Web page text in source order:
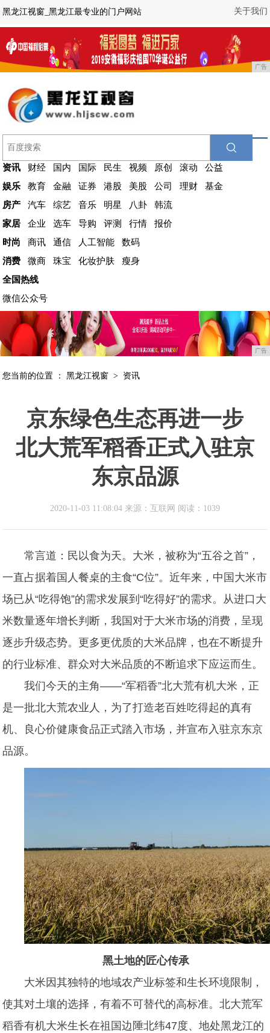
关于我们
黑龙江视窗_黑龙江最专业的门户网站
广告
资讯 财经 国内 国际 民生 视频 原创 滚动
公益
娱乐
教育 金融 证券 港股 美股 公司 理财
基金
房产
汽车 综艺 音乐 明星 八卦
韩流
家居
企业 选车 导购 评测 行情
报价
时尚
商讯 通信 人工智能
数码
消费
微商 珠宝 化妆护肤
瘦身
全国热线
微信公众号
广告
您当前的位置 ：黑龙江视窗 > 资讯
京东绿色生态再进一步
北大荒军稻香正式入驻京
东京品源
2020-11-03 11:08:04 来源：互联网 阅读：1039
常言道：民以食为天。大米，被称为“五谷之首”，
一直占据着国人餐桌的主食“C位”。近年来，中国大米市
场已从“吃得饱”的需求发展到“吃得好”的需求。从进口大
米数量逐年增长判断，我国对于大米市场的消费，呈现
逐步升级态势。更多更优质的大米品牌，也在不断提升
的行业标准、群众对大米品质的不断追求下应运而生。
我们今天的主角——“军稻香”北大荒有机大米，正
是一批北大荒农业人，为了打造老百姓吃得起的真有
机、良心价健康食品正式踏入市场，并宣布入驻京东京
品源。
黑土地的匠心传承
大米因其独特的地域农产业标签和生长环境限制，
使其对土壤的选择，有着不可替代的高标准。北大荒军
稻香有机大米生长在祖国边陲北纬47度、地处黑龙江的